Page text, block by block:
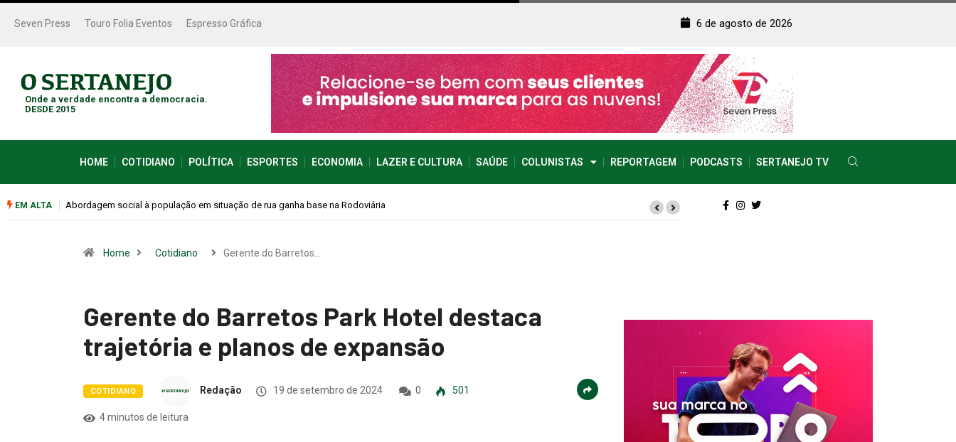
Seven Press Touro Folia Eventos Espresso Gráfica 6 de agosto de 2026
Onde a verdade encontra a democracia.
DESDE 2015
HOME COTIDIANO POLÍTICA ESPORTES ECONOMIA LAZER E CULTURA SAÚDE COLUNISTAS REPORTAGEM PODCASTS SERTANEJO TV
EM ALTA Cemitérios terão horário especial e missas no Dia dos Pais
Home Cotidiano Gerente do Barretos…
Gerente do Barretos Park Hotel destaca
trajetória e planos de expansão
COTIDIANO Redação 19 de setembro de 2024 0 501
4 minutos de leitura